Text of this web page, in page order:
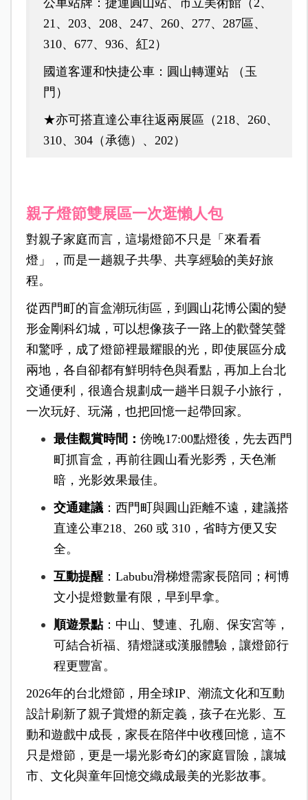
21、203、208、247、260、277、287區、
310、677、936、紅2）
國道客運和快捷公車：圓山轉運站 （玉
門）
★亦可搭直達公車往返兩展區（218、260、
310、304（承德）、202）
親子燈節雙展區一次逛懶人包
對親子家庭而言，這場燈節不只是「來看看
燈」，而是一趟親子共學、共享經驗的美好旅
程。
從西門町的盲盒潮玩街區，到圓山花博公園的變
形金剛科幻城，可以想像孩子一路上的歡聲笑聲
和驚呼，成了燈節裡最耀眼的光，即使展區分成
兩地，各自卻都有鮮明特色與看點，再加上台北
交通便利，很適合規劃成一趟半日親子小旅行，
一次玩好、玩滿，也把回憶一起帶回家。
最佳觀賞時間： 傍晚17:00點燈後，先去西門
町抓盲盒，再前往圓山看光影秀，天色漸
暗，光影效果最佳。
交通建議：西門町與圓山距離不遠，建議搭
直達公車218、260 或 310，省時方便又安
全。
互動提醒：Labubu滑梯燈需家長陪同；柯博
文小提燈數量有限，早到早拿。
順遊景點：中山、雙連、孔廟、保安宮等，
可結合祈福、猜燈謎或漢服體驗，讓燈節行
程更豐富。
2026年的台北燈節，用全球IP、潮流文化和互動
設計刷新了親子賞燈的新定義，孩子在光影、互
動和遊戲中成長，家長在陪伴中收穫回憶，這不
只是燈節，更是一場光影奇幻的家庭冒險，讓城
市、文化與童年回憶交織成最美的光影故事。